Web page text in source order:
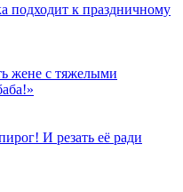
подходит к праздничному
жене с тяжелыми
И резать её ради